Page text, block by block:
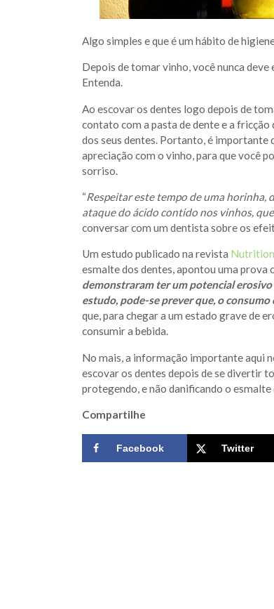
Algo simples e que é um hábito de
Depois de tomar vinho, você nunca
Entenda.
Ao escovar os dentes logo depois de
contato com a pasta de dente e a fricção
dos seus dentes. Portanto, é importante
apreciação com o vinho, para que você
sorriso.
“Respeitar este tempo de uma horinha,
ataque do ácido contido nos vinhos,
conversar com um dentista sobre os
Um estudo publicado na revista Nutrition
esmalte dos dentes, apontou uma prova
demonstraram ter um potencial
estudo, pode-se prever que, o
que, para chegar a um estado grave de
consumir a bebida.
No mais, a informação importante aqui
escovar os dentes depois de se divertir
protegendo, e não danificando o esmalte
Compartilhe
Facebook Twitter